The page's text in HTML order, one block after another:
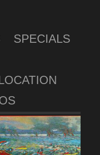
SPECIALS